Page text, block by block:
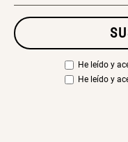
He leído y
He leído y